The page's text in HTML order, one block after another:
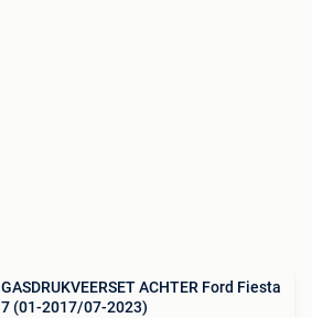
GASDRUKVEERSET ACHTER Ford Fiesta
7 (01-2017/07-2023)